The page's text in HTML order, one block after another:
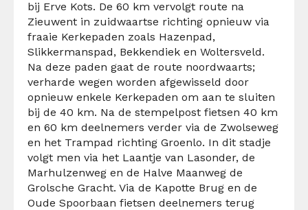
bij Erve Kots. De 60 km vervolgt route na
Zieuwent in zuidwaartse richting opnieuw via
fraaie Kerkepaden zoals Hazenpad,
Slikkermanspad, Bekkendiek en Woltersveld.
Na deze paden gaat de route noordwaarts;
verharde wegen worden afgewisseld door
opnieuw enkele Kerkepaden om aan te sluiten
bij de 40 km. Na de stempelpost fietsen 40 km
en 60 km deelnemers verder via de Zwolseweg
en het Trampad richting Groenlo. In dit stadje
volgt men via het Laantje van Lasonder, de
Marhulzenweg en de Halve Maanweg de
Grolsche Gracht. Via de Kapotte Brug en de
Oude Spoorbaan fietsen deelnemers terug